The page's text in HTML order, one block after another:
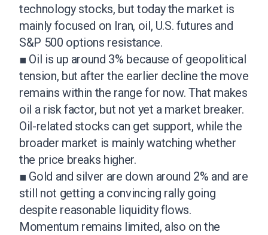
technology stocks, but today the market is
mainly focused on Iran, oil, U.S. futures and
S&P 500 options resistance.
■ Oil is up around 3% because of geopolitical
tension, but after the earlier decline the move
remains within the range for now. That makes
oil a risk factor, but not yet a market breaker.
Oil-related stocks can get support, while the
broader market is mainly watching whether
the price breaks higher.
■ Gold and silver are down around 2% and are
still not getting a convincing rally going
despite reasonable liquidity flows.
Momentum remains limited, also on the